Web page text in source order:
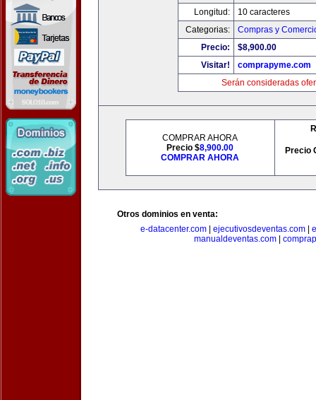
Longitud:
10 caracteres
Categorias:
Compras y
Precio:
$8,900.00
Visitar!
comprapyme.com
Serán consideradas
COMPRAR AHORA
Precio $8,900.00
COMPRAR AHORA
Precio
Otros dominios en venta:
e-datacenter.com| ejecutivosdeventas.com|
manualdeventas.com|